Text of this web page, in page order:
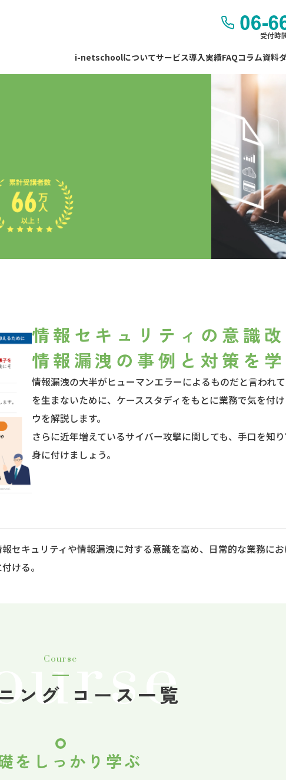
受付時
i-netschoolについてサービス導入実績FAQコラム資料
eラーニングコース eラーニング教
情報セキュリティの意識改
情報漏洩の事例と対策を
情報漏洩の大半がヒューマンエラーによるものだと言われ
を生まないために、ケーススタディをもとに業務で気を付
ウを解説します。
さらに近年増えているサイバー攻撃に関しても、手口を知
身に付けましょう。
報セキュリティや情報漏洩に対する意識を高め、日常的な業務に
ける。
Course
ング コース一覧
をしっかり学ぶ